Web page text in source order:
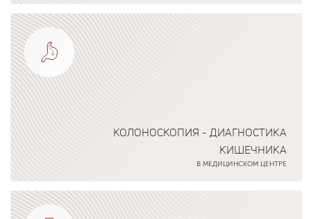
Подробнее о программе
КОЛОНОСКОПИЯ - ДИАГНОСТИКА
КИШЕЧНИКА
В МЕДИЦИНСКОМ ЦЕНТРЕ
Подробнее о программе